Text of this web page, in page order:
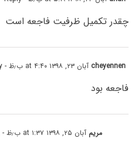
چقدر تکمیل ظرفیت فاجعه است
cheyennen آبان ۲۳, ۱۳۹۸ at ۴:۴۰ ب٫ظ - Reply
فاجعه بود
مریم آبان ۲۵, ۱۳۹۸ at ۱:۳۷ ب٫ظ - Reply